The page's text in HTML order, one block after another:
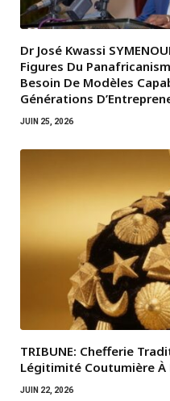
Dr José Kwassi
Figures Du
Besoin De Modèles
Générations
JUIN 25, 2026
TRIBUNE: Chefferie
Légitimité Coutumière À
JUIN 22, 2026